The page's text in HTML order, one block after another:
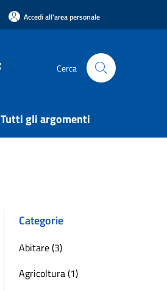
Accedi all'area personale
Cerca
Tutti gli argomenti
Categorie
Abitare (3)
Agricoltura (1)